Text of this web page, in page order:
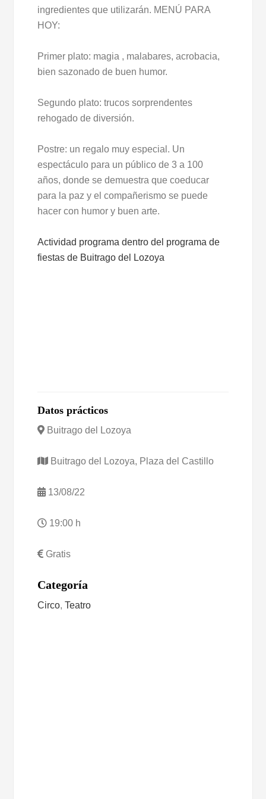
ingredientes que utilizarán. MENÚ PARA
HOY:
Primer plato: magia , malabares, acrobacia,
bien sazonado de buen humor.
Segundo plato: trucos sorprendentes
rehogado de diversión.
Postre: un regalo muy especial. Un
espectáculo para un público de 3 a 100
años, donde se demuestra que coeducar
para la paz y el compañerismo se puede
hacer con humor y buen arte.
Actividad programa dentro del programa de
fiestas de Buitrago del Lozoya
Datos prácticos
Buitrago del Lozoya
Buitrago del Lozoya, Plaza del Castillo
13/08/22
19:00 h
Gratis
Categoría
Circo,Teatro